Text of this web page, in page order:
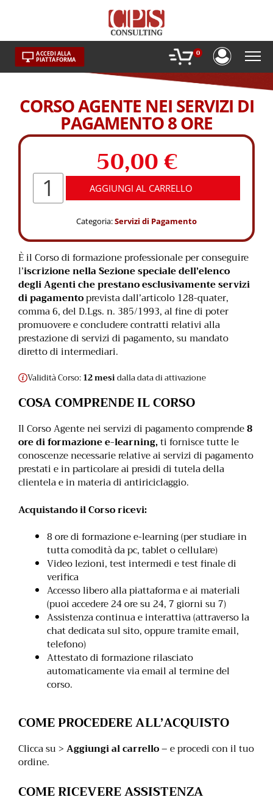
ACCEDI ALLA
PIATTAFORMA
0
CORSO AGENTE NEI SERVIZI DI
PAGAMENTO 8 ORE
50,00€
Corso
8
ore
quantità
AGGIUNGI AL CARRELLO
Categoria:Servizi di Pagamento
È il Corso di formazione professionale per conseguire
l’iscrizione nella Sezione speciale dell’elenco
degli Agenti che prestano esclusivamente servizi
di pagamentoprevista dall’articolo 128-quater,
comma 6, del D.Lgs. n. 385/1993, al fine di poter
promuovere e concludere contratti relativi alla
prestazione di servizi di pagamento, su mandato
diretto di intermediari.
Validità Corso:12 mesidalla data di attivazione
COSA COMPRENDE IL CORSO
Il Corso Agente nei servizi di pagamento comprende8
ore di formazione e-learning,ti fornisce tutte le
conoscenze necessarie relative ai servizi di pagamento
prestati e in particolare ai presidi di tutela della
clientela e in materia di antiriciclaggio.
Acquistando il Corso ricevi:
8 ore di formazione e-learning (per studiare in
tutta comodità da pc, tablet o cellulare)
Video lezioni, test intermedi e test finale di
verifica
Accesso libero alla piattaforma e ai materiali
(puoi accedere 24 ore su 24, 7 giorni su 7)
Assistenza continua e interattiva (attraverso la
chat dedicata sul sito, oppure tramite email,
telefono)
Attestato di formazione rilasciato
automaticamente via email al termine del
corso.
COME PROCEDERE ALL’ACQUISTO
Clicca su >Aggiungi al carrello– e procedi con il tuo
ordine.
COME RICEVERE ASSISTENZA